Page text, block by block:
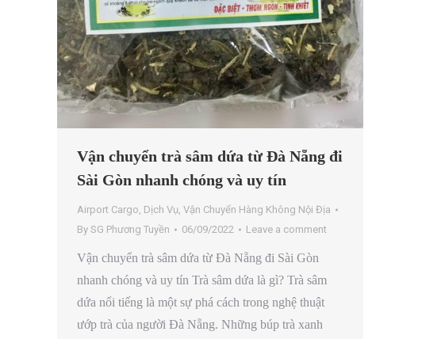
Vận chuyển trà sâm dứa từ Đà Nẵng đi
Sài Gòn nhanh chóng và uy tín
Airport Cargo, Dịch Vụ, Vận Chuyển Hàng Không Nội Địa
By SG Phương Tuyền 06/09/2022 Leave a comment
Vận chuyển trà sâm dứa từ Đà Nẵng đi Sài Gòn
nhanh chóng và uy tín Trà sâm dứa là gì? Trà sâm
dứa nổi tiếng là một sự phá cách trong nghệ thuật
ướp trà của người Đà Nẵng. Những búp trà xanh